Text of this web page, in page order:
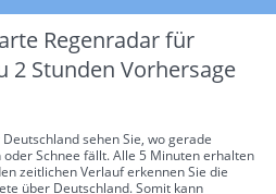
Regenradar für
2 Stunden Vorhersage
sehen Sie, wo gerade
Schnee fällt. Alle 5 Minuten erhalten
zeitlichen Verlauf erkennen Sie die
über Deutschland. Somit kann